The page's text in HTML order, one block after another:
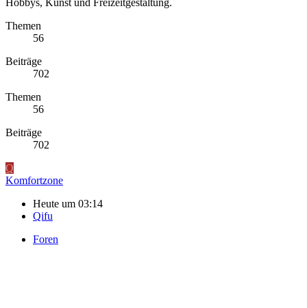
Themen
56
Beiträge
702
Themen
56
Beiträge
702
Q
Komfortzone
Heute um 03:14
Qifu
Foren